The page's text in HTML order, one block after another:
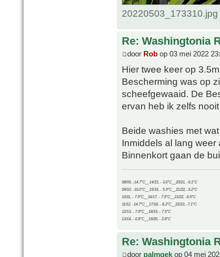
Re: Washingtonia
door Rob op 03 mei 2022
Hier twee keer op
Bescherming was op
scheefgewaaid. De
ervan heb ik zelfs
Beide washies met
Inmiddels al lang
Binnenkort gaan de
08/09, -14.7°C__14/15, - 3.6°C__20/21, -9.1°C
09/10, -10.0°C__15/16, - 5.9°C__21/22, -5.2°C
10/11, - 7.9°C__16/17, - 7.9°C__21/22, -6.9°C
11/12, -14.7°C__17/18, - 8.3°C__22/23, -7.1°C
12/13, - 7.9°C__18/19, - 7.5°C
13/14, - 0.8°C__19/20, - 2.8°C
Re: Washingtonia
door palmgek op 04 mei